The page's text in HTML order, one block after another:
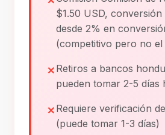
$1.50 USD, conversión
desde 2% en
(competitivo pero no el
Retiros a bancos
pueden tomar 2-5 días
Requiere verificación
(puede tomar 1-3 días)